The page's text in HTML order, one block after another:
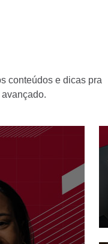
conteúdos e dicas pra